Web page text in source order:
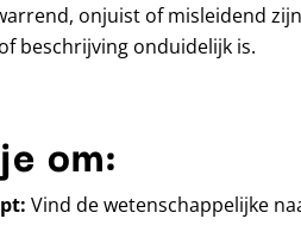
onjuist of misleidend
beschrijving onduidelijk is.
om:
Vind de wetenschappelijke